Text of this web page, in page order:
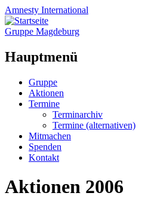
Amnesty International
Gruppe Magdeburg
Hauptmenü
Zum
Inhalt
springen
Gruppe
Aktionen
Termine
Terminarchiv
Termine (alternativen)
Mitmachen
Spenden
Kontakt
Aktionen 2006